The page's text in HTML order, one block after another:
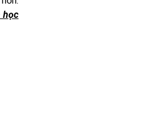
học